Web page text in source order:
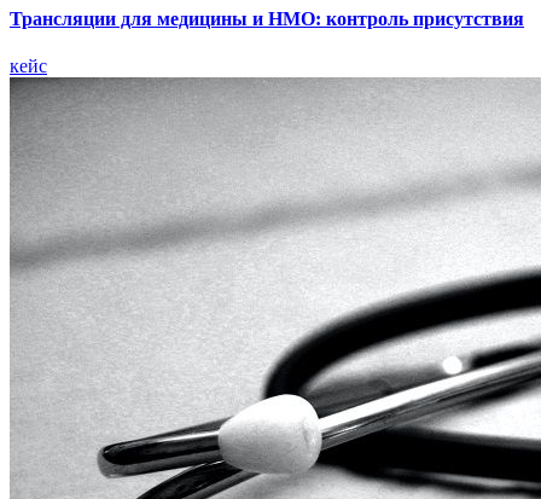
Трансляции для медицины и НМО: контроль присутствия
кейс